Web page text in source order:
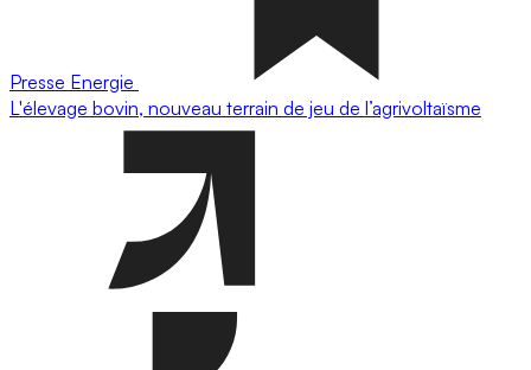
Presse Energie
L'élevage bovin, nouveau terrain de jeu de l’agrivoltaïsme